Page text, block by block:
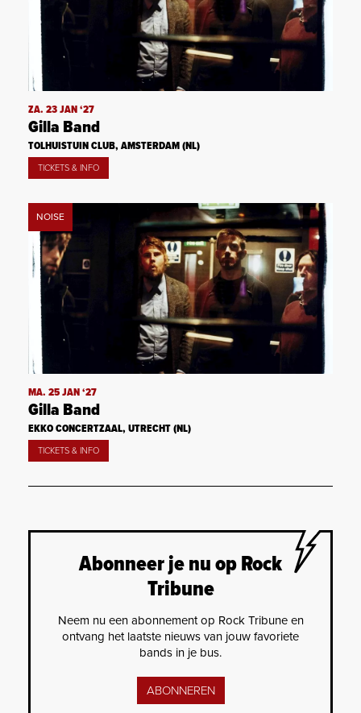
ZA. 23 JAN ‘27
Gilla Band
TOLHUISTUIN CLUB, AMSTERDAM (NL)
TICKETS & INFO
NOISE
MA. 25 JAN ‘27
Gilla Band
EKKO CONCERTZAAL, UTRECHT (NL)
TICKETS & INFO
Abonneer je nu op Rock
Tribune
Neem nu een abonnement op Rock Tribune en
ontvang het laatste nieuws van jouw favoriete
bands in je bus.
ABONNEREN